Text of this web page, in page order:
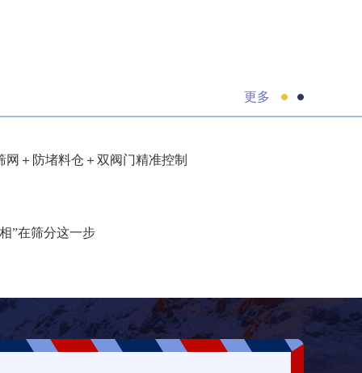
更多
＋防堵料仓＋双阀门精准控制
”在筛分这一步